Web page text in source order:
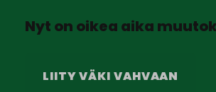
Nyt on oikea aika
LIITY VÄKI VAHVAAN